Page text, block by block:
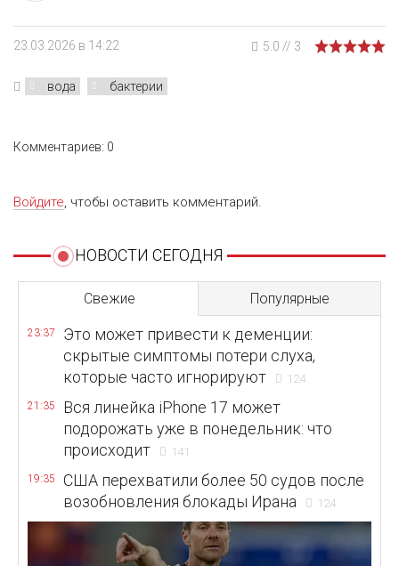
23.03.2026 в 14:22 5.0 // 3
вода бактерии
Комментариев: 0
Войдите, чтобы оставить комментарий.
НОВОСТИ СЕГОДНЯ
Свежие Популярные
23:37
Это может привести к деменции:
скрытые симптомы потери слуха,
которые часто игнорируют
124
21:35
Вся линейка iPhone 17 может
подорожать уже в понедельник: что
происходит
141
19:35
США перехватили более 50 судов после
возобновления блокады Ирана
124